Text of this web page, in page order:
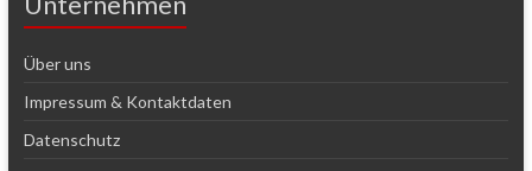
Über uns
Impressum & Kontaktdaten
Datenschutz